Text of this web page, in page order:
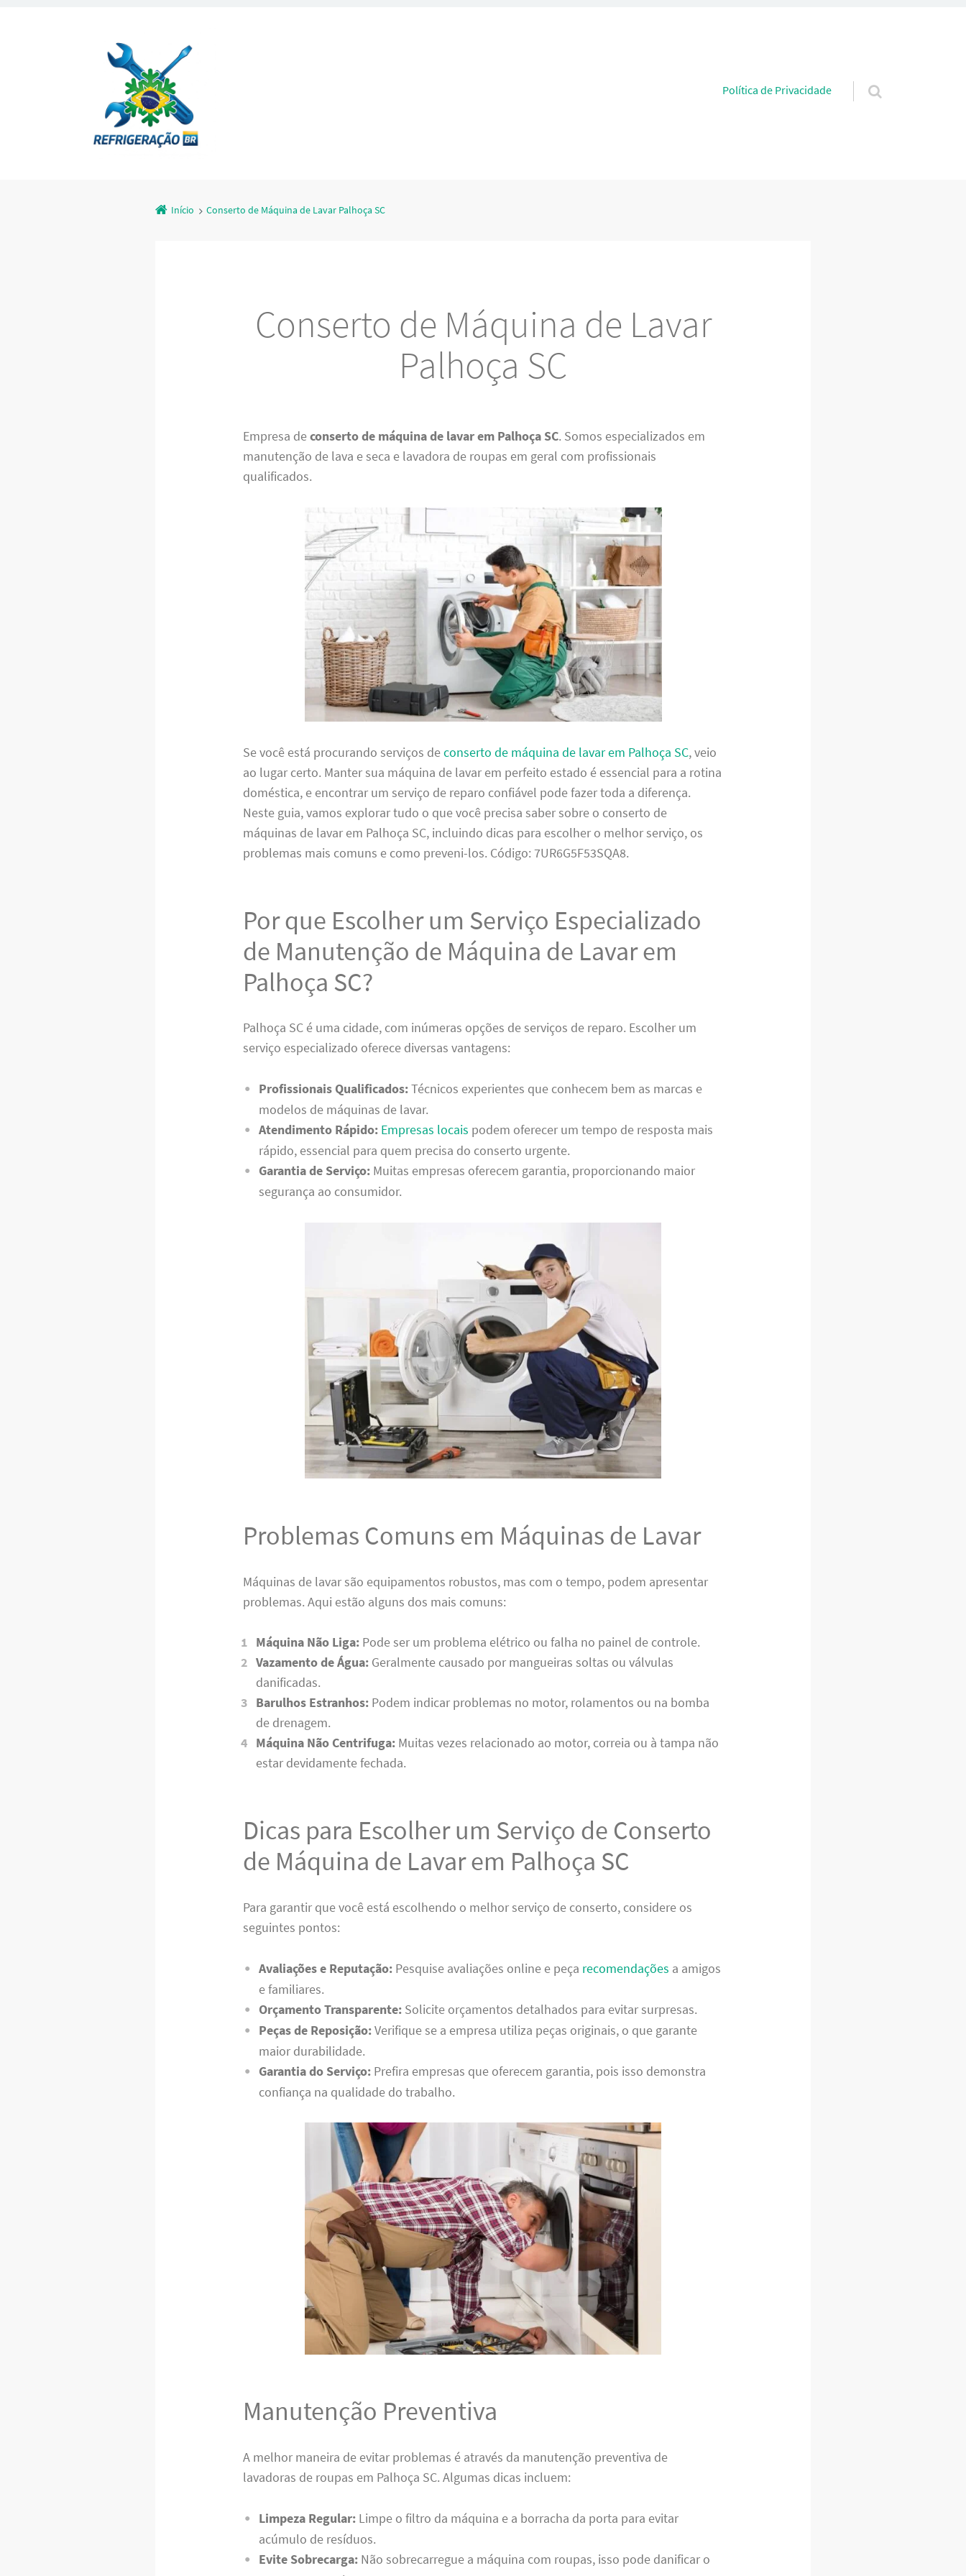
Pular para o conteúdo
Política de Privacidade
Início Conserto de Máquina de Lavar Palhoça SC
Conserto de Máquina de Lavar
Palhoça SC
Empresa deconserto de máquina de lavar em Palhoça SC. Somos especializados em
manutenção de lava e seca e lavadora de roupas em geral com profissionais
qualificados.
Se você está procurando serviços deconserto de máquina de lavar em Palhoça SC, veio
ao lugar certo. Manter sua máquina de lavar em perfeito estado é essencial para a rotina
doméstica, e encontrar um serviço de reparo confiável pode fazer toda a diferença.
Neste guia, vamos explorar tudo o que você precisa saber sobre o conserto de
máquinas de lavar em Palhoça SC, incluindo dicas para escolher o melhor serviço, os
problemas mais comuns e como preveni-los. Código: 7UR6G5F53SQA8.
Por que Escolher um Serviço Especializado
de Manutenção de Máquina de Lavar em
Palhoça SC?
Palhoça SC é uma cidade, com inúmeras opções de serviços de reparo. Escolher um
serviço especializado oferece diversas vantagens:
Profissionais Qualificados:Técnicos experientes que conhecem bem as marcas e
modelos de máquinas de lavar.
Atendimento Rápido: Empresas locais podem oferecer um tempo de resposta mais
rápido, essencial para quem precisa do conserto urgente.
Garantia de Serviço:Muitas empresas oferecem garantia, proporcionando maior
segurança ao consumidor.
Problemas Comuns em Máquinas de Lavar
Máquinas de lavar são equipamentos robustos, mas com o tempo, podem apresentar
problemas. Aqui estão alguns dos mais comuns:
Máquina Não Liga:Pode ser um problema elétrico ou falha no painel de controle.
Vazamento de Água:Geralmente causado por mangueiras soltas ou válvulas
danificadas.
Barulhos Estranhos:Podem indicar problemas no motor, rolamentos ou na bomba
de drenagem.
Máquina Não Centrifuga:Muitas vezes relacionado ao motor, correia ou à tampa não
estar devidamente fechada.
Dicas para Escolher um Serviço de Conserto
de Máquina de Lavar em Palhoça SC
Para garantir que você está escolhendo o melhor serviço de conserto, considere os
seguintes pontos:
Avaliações e Reputação:Pesquise avaliações online e peça recomendações a amigos
e familiares.
Orçamento Transparente:Solicite orçamentos detalhados para evitar surpresas.
Peças de Reposição:Verifique se a empresa utiliza peças originais, o que garante
maior durabilidade.
Garantia do Serviço:Prefira empresas que oferecem garantia, pois isso demonstra
confiança na qualidade do trabalho.
Manutenção Preventiva
A melhor maneira de evitar problemas é através da manutenção preventiva de
lavadoras de roupas em Palhoça SC. Algumas dicas incluem:
Limpeza Regular:Limpe o filtro da máquina e a borracha da porta para evitar
acúmulo de resíduos.
Evite Sobrecarga:Não sobrecarregue a máquina com roupas, isso pode danificar o